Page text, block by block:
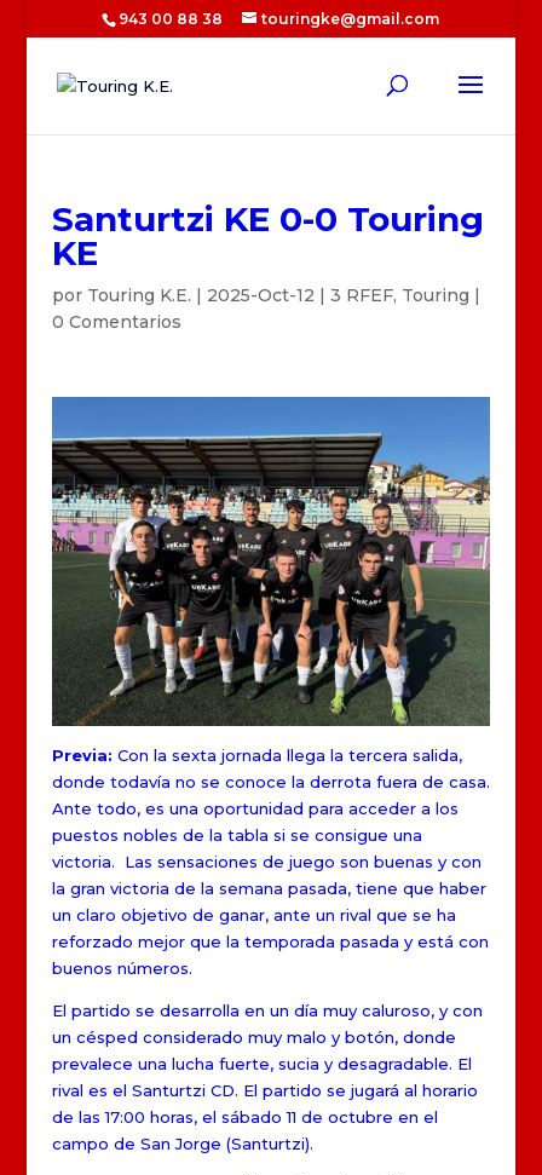
943 00 88 38 touringke@gmail.com
Santurtzi KE 0-0 Touring
KE
por Touring K.E. | 2025-Oct-12 | 3 RFEF, Touring |
0 Comentarios
Previa: Con la sexta jornada llega la tercera salida,
donde todavía no se conoce la derrota fuera de casa.
Ante todo, es una oportunidad para acceder a los
puestos nobles de la tabla si se consigue una
victoria. Las sensaciones de juego son buenas y con
la gran victoria de la semana pasada, tiene que haber
un claro objetivo de ganar, ante un rival que se ha
reforzado mejor que la temporada pasada y está con
buenos números.
El partido se desarrolla en un día muy caluroso, y con
un césped considerado muy malo y botón, donde
prevalece una lucha fuerte, sucia y desagradable. El
rival es el Santurtzi CD. El partido se jugará al horario
de las 17:00 horas, el sábado 11 de octubre en el
campo de San Jorge (Santurtzi).